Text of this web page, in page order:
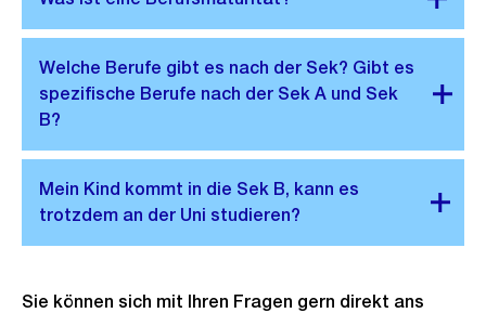
Sie können sich mit Ihren Fragen gern direkt ans